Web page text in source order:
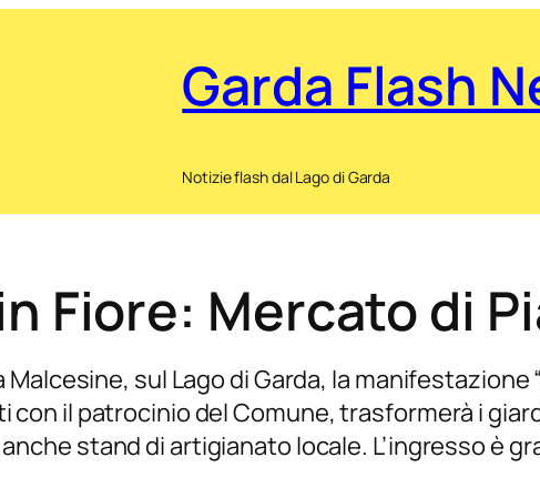
Garda Flash
Notizie flash dal Lago di Garda
Fiore: Mercato di
sul Lago di Garda, la manifestazione
con il patrocinio del Comune, trasformerà i
stand di artigianato locale. L’ingresso è